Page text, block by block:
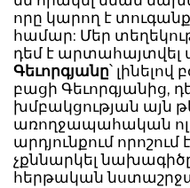
որը կարող է
համար: Մեր
դեմ է
Գեւորգյանը՝
բացի Գեւորգյանից,
խմբակցության այն
առողջապահական
արդյունքում որոշում
չքննարկել
հերթական